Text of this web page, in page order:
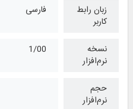
زبان رابط
کاربر
فارسی
نسخه
نرم‌افزار
1/00
حجم
نرم‌افزار